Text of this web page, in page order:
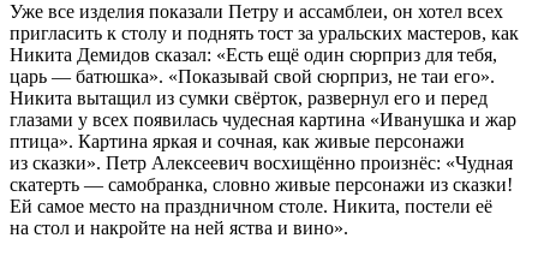
Уже все изделия показали Петру и ассамблеи, он хотел всех
пригласить к столу и поднять тост за уральских мастеров, как
Никита Демидов сказал: «Есть ещё один сюрприз для тебя,
царь — батюшка». «Показывай свой сюрприз, не таи его».
Никита вытащил из сумки свёрток, развернул его и перед
глазами у всех появилась чудесная картина «Иванушка и жар
птица». Картина яркая и сочная, как живые персонажи
из сказки». Петр Алексеевич восхищённо произнёс: «Чудная
скатерть — самобранка, словно живые персонажи из сказки!
Ей самое место на праздничном столе. Никита, постели её
на стол и накройте на ней яства и вино».